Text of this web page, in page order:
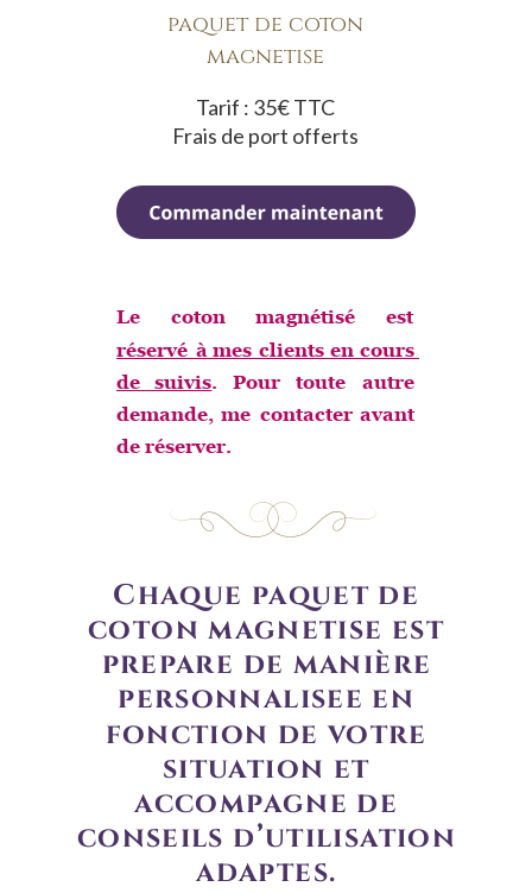
Chaque paquet de
coton magnétisé est
préparé de manière
personnalisée en
fonction de votre
situation et
accompagné de
conseils d’utilisation
adaptés.
paquet de coton
magnétisé
Tarif : 35€ TTC
Frais de port offerts
Le coton magnétisé
est
réservé à mes clients en cours
de suivis. Pour toute
autre
demande, me contacter avant
de réserver.